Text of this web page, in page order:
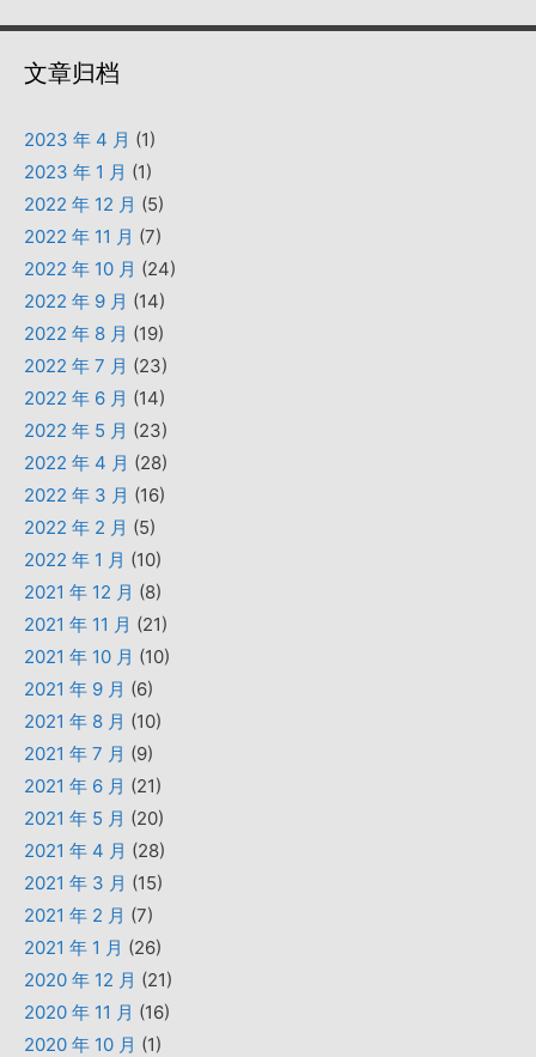
文章归档
2023 年 4 月 (1)
2023 年 1 月 (1)
2022 年 12 月 (5)
2022 年 11 月 (7)
2022 年 10 月 (24)
2022 年 9 月 (14)
2022 年 8 月 (19)
2022 年 7 月 (23)
2022 年 6 月 (14)
2022 年 5 月 (23)
2022 年 4 月 (28)
2022 年 3 月 (16)
2022 年 2 月 (5)
2022 年 1 月 (10)
2021 年 12 月 (8)
2021 年 11 月 (21)
2021 年 10 月 (10)
2021 年 9 月 (6)
2021 年 8 月 (10)
2021 年 7 月 (9)
2021 年 6 月 (21)
2021 年 5 月 (20)
2021 年 4 月 (28)
2021 年 3 月 (15)
2021 年 2 月 (7)
2021 年 1 月 (26)
2020 年 12 月 (21)
2020 年 11 月 (16)
2020 年 10 月 (1)